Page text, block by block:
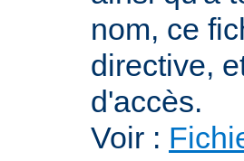
nom, ce
directive,
d'accès.
Voir :